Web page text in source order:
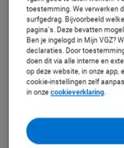
DHL Supply
DHL Global
DHL Finance
DHL Supply
DHL Global
DHL Freight
DHL Freight
toestemming. We verwerken
surfgedrag. Bijvoorbeeld
pagina’s. Deze bevatten
Ben je ingelogd in Mijn VGZ?
declaraties. Door
doen dit via alle interne en
op deze website, in onze app,
cookie-instellingen zelf
in onzecookieverklaring.